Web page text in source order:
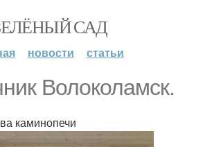
САД
новости статьи
Волоколамск.
каминопечи